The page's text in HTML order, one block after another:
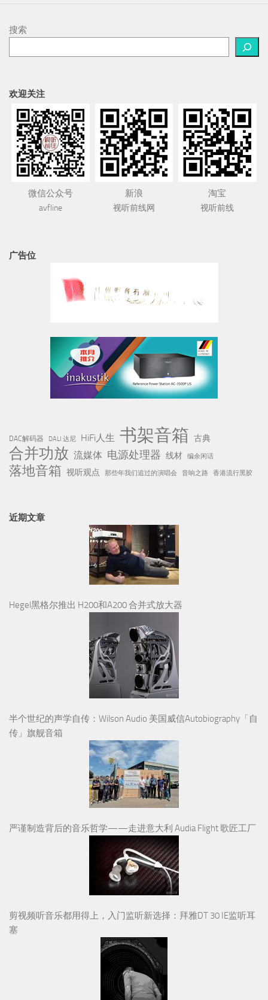
搜索
欢迎关注
微信公众号
avfline
新浪
视听前线网
淘宝
视听前线
广告位
DAC解码器 DALI 达尼 HiFi人生 书架音箱 古典
合并功放 流媒体 电源处理器 线材 编余闲话
落地音箱 视听观点 那些年我们追过的演唱会 音响之路 香港流行黑胶
近期文章
Hegel黑格尔推出 H200和A200 合并式放大器
半个世纪的声学自传：Wilson Audio 美国威信Autobiography「自
传」旗舰音箱
严谨制造背后的音乐哲学——走进意大利 Audia Flight 歌匠工厂
剪视频听音乐都用得上，入门监听新选择：拜雅DT 30 IE监听耳
塞